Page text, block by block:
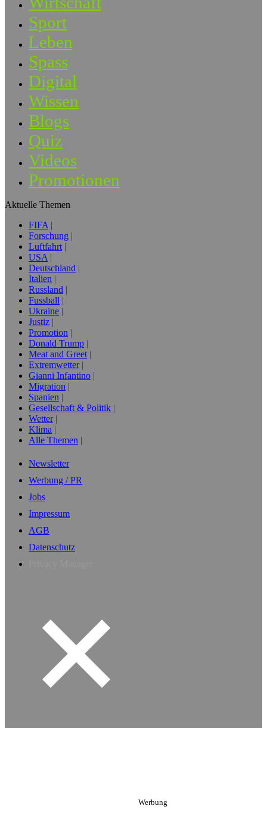
Sport
Leben
Spass
Digital
Wissen
Blogs
Quiz
Videos
Promotionen
Aktuelle Themen
FIFA
Forschung
Luftfahrt
USA
Deutschland
Italien
Russland
Fussball
Ukraine
Justiz
Promotion
Donald Trump
Meat and Greet
Extremwetter
Gianni Infantino
Migration
Spanien
Gesellschaft & Politik
Wetter
Klima
Alle Themen
Newsletter
Werbung / PR
Jobs
Impressum
AGB
Datenschutz